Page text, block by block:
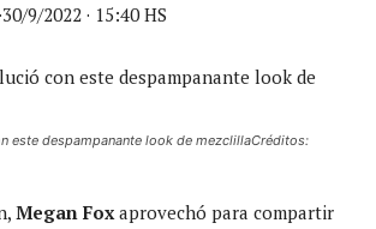
9/2022 · 15:40 HS
este despampanante look de mezclillaCréditos:
Megan Fox aprovechó para compartir